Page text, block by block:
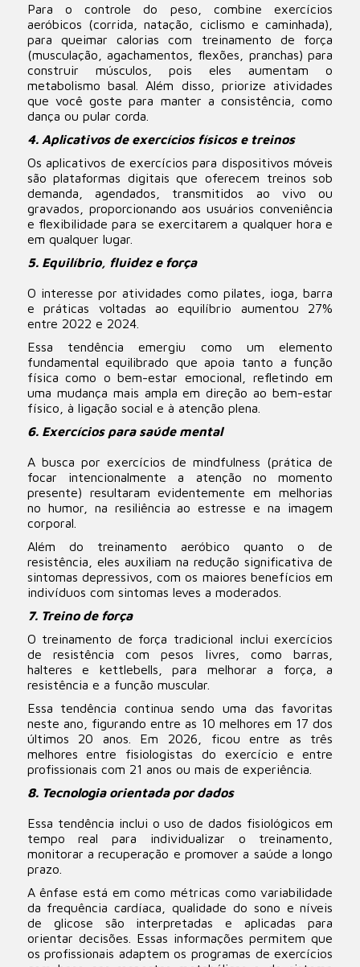
Para o controle do peso, combine exercícios
aeróbicos (corrida, natação, ciclismo e caminhada),
para queimar calorias com treinamento de força
(musculação, agachamentos, flexões, pranchas) para
construir músculos, pois eles aumentam o
metabolismo basal. Além disso, priorize atividades
que você goste para manter a consistência, como
dança ou pular corda.
4. Aplicativos de exercícios físicos e treinos
Os aplicativos de exercícios para dispositivos móveis
são plataformas digitais que oferecem treinos sob
demanda, agendados, transmitidos ao vivo ou
gravados, proporcionando aos usuários conveniência
e flexibilidade para se exercitarem a qualquer hora e
em qualquer lugar.
5. Equilíbrio, fluidez e força
O interesse por atividades como pilates, ioga, barra
e práticas voltadas ao equilíbrio aumentou 27%
entre 2022 e 2024.
Essa tendência emergiu como um elemento
fundamental equilibrado que apoia tanto a função
física como o bem-estar emocional, refletindo em
uma mudança mais ampla em direção ao bem-estar
físico, à ligação social e à atenção plena.
6. Exercícios para saúde mental
A busca por exercícios de mindfulness (prática de
focar intencionalmente a atenção no momento
presente) resultaram evidentemente em melhorias
no humor, na resiliência ao estresse e na imagem
corporal.
Além do treinamento aeróbico quanto o de
resistência, eles auxiliam na redução significativa de
sintomas depressivos, com os maiores benefícios em
indivíduos com sintomas leves a moderados.
7. Treino de força
O treinamento de força tradicional inclui exercícios
de resistência com pesos livres, como barras,
halteres e kettlebells, para melhorar a força, a
resistência e a função muscular.
Essa tendência continua sendo uma das favoritas
neste ano, figurando entre as 10 melhores em 17 dos
últimos 20 anos. Em 2026, ficou entre as três
melhores entre fisiologistas do exercício e entre
profissionais com 21 anos ou mais de experiência.
8. Tecnologia orientada por dados
Essa tendência inclui o uso de dados fisiológicos em
tempo real para individualizar o treinamento,
monitorar a recuperação e promover a saúde a longo
prazo.
A ênfase está em como métricas como variabilidade
da frequência cardíaca, qualidade do sono e níveis
de glicose são interpretadas e aplicadas para
orientar decisões. Essas informações permitem que
os profissionais adaptem os programas de exercícios